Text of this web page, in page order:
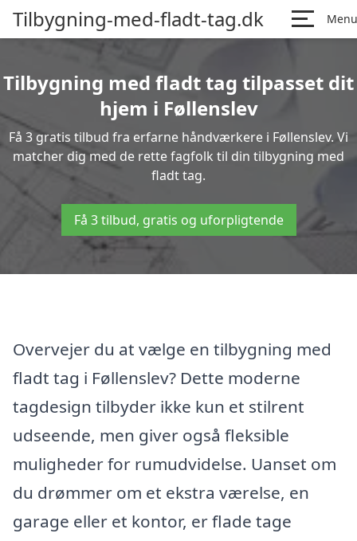
Tilbygning-med-fladt-tag.dk Menu
Tilbygning med fladt tag tilpasset dit
hjem i Føllenslev
Få 3 gratis tilbud fra erfarne håndværkere i Føllenslev. Vi
matcher dig med de rette fagfolk til din tilbygning med
fladt tag.
Få 3 tilbud, gratis og uforpligtende
Overvejer du at vælge en tilbygning med
fladt tag i Føllenslev? Dette moderne
tagdesign tilbyder ikke kun et stilrent
udseende, men giver også fleksible
muligheder for rumudvidelse. Uanset om
du drømmer om et ekstra værelse, en
garage eller et kontor, er flade tage